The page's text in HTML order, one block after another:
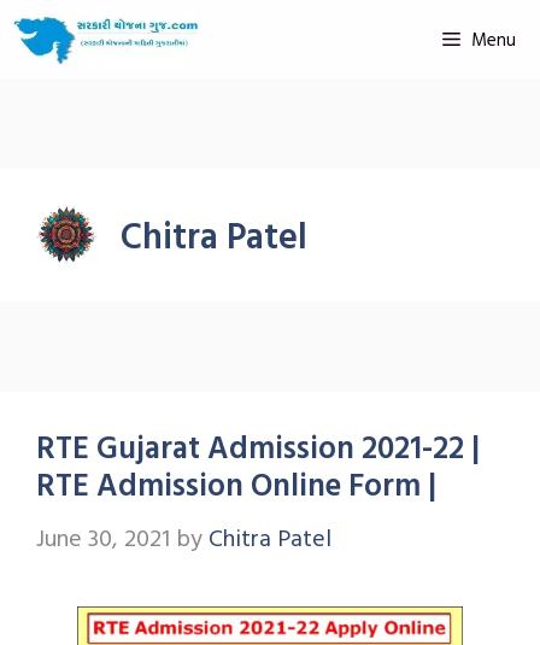
Menu
Chitra Patel
RTE Gujarat Admission 2021-22 |
RTE Admission Online Form |
June 30, 2021 by Chitra Patel